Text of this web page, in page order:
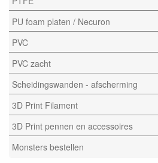
PU foam platen / Necuron
PVC
PVC zacht
Scheidingswanden - afscherming
3D Print Filament
3D Print pennen en accessoires
Monsters bestellen